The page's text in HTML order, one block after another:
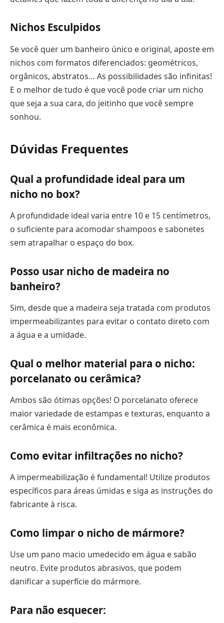
Nichos Esculpidos
Se você quer um banheiro único e original, aposte em
nichos com formatos diferenciados: geométricos,
orgânicos, abstratos… As possibilidades são infinitas!
E o melhor de tudo é que você pode criar um nicho
que seja a sua cara, do jeitinho que você sempre
sonhou.
Dúvidas Frequentes
Qual a profundidade ideal para um
nicho no box?
A profundidade ideal varia entre 10 e 15 centímetros,
o suficiente para acomodar shampoos e sabonetes
sem atrapalhar o espaço do box.
Posso usar nicho de madeira no
banheiro?
Sim, desde que a madeira seja tratada com produtos
impermeabilizantes para evitar o contato direto com
a água e a umidade.
Qual o melhor material para o nicho:
porcelanato ou cerâmica?
Ambos são ótimas opções! O porcelanato oferece
maior variedade de estampas e texturas, enquanto a
cerâmica é mais econômica.
Como evitar infiltrações no nicho?
A impermeabilização é fundamental! Utilize produtos
específicos para áreas úmidas e siga as instruções do
fabricante à risca.
Como limpar o nicho de mármore?
Use um pano macio umedecido em água e sabão
neutro. Evite produtos abrasivos, que podem
danificar a superfície do mármore.
Para não esquecer: